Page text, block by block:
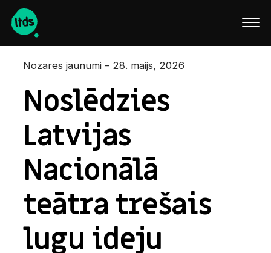
Nozares jaunumi – 28. maijs, 2026
Noslēdzies
Latvijas
Nacionālā
teātra trešais
lugu ideju